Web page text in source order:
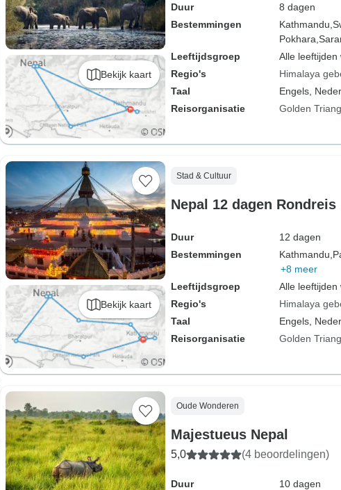
Bekijk kaart
Duur
8 dagen
Bestemmingen
Kathmandu,
Pokhara,
Leeftijdsgroep
Alle leeftijden
Regio's
Himalaya
Taal
Engels,
Reisorganisatie
Golden
Bekijk kaart
Stad & Cultuur
Nepal 12 dagen Rondreis
Duur
12 dagen
Bestemmingen
Kathmandu,
+8 meer
Leeftijdsgroep
Alle leeftijden
Regio's
Himalaya
Taal
Engels,
Reisorganisatie
Golden
Oude Wonderen
Majestueus Nepal
5,0 (4 beoordelingen)
Duur
10 dagen